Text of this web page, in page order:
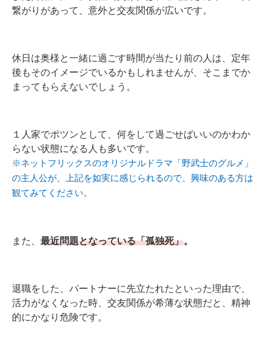
繋がりがあって、意外と交友関係が広いです。
休日は奥様と一緒に過ごす時間が当たり前の人は、定年
後もそのイメージでいるかもしれませんが、そこまでか
まってもらえないでしょう。
１人家でポツンとして、何をして過ごせばいいのかわか
らない状態になる人も多いです。
※ネットフリックスのオリジナルドラマ「野武士のグルメ」
の主人公が、上記を如実に感じられるので、興味のある方は
観てみてください。
また、 最近問題となっている「孤独死」。
退職をした、パートナーに先立たれたといった理由で、
活力がなくなった時、交友関係が希薄な状態だと、精神
的にかなり危険です。